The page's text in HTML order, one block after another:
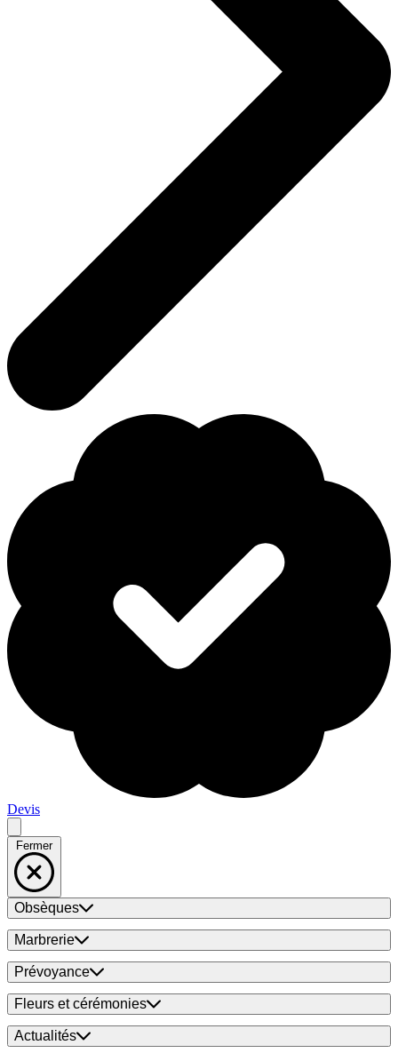
Devis
Fermer
Obsèques
Marbrerie
Prévoyance
Fleurs et cérémonies
Actualités